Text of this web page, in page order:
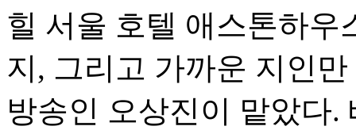
힐 서울 호텔 애스톤하우
지, 그리고 가까운 지인
방송인 오상진이 맡았다.